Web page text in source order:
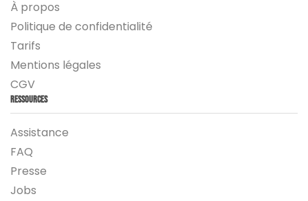
À propos
Politique de confidentialité
Tarifs
Mentions légales
CGV
Ressources
Assistance
FAQ
Presse
Jobs